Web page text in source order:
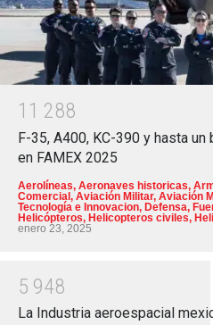
1 1 288
F-35, A400, KC-390 y hasta
en FAMEX 2025
Aerolíneas, Aeronaves historicas,
Comercial, Aviación Militar, Aviación
Tecnología e Innovacion, Defensa,
Helicópteros, Helicopteros civiles,
enero 23, 2025
5 948
La Industria aeroespacial